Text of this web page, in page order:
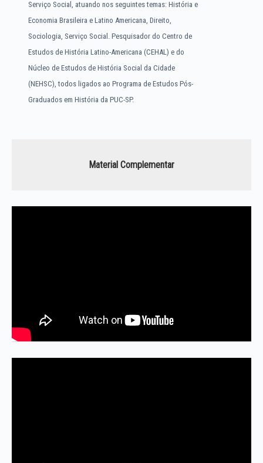
Serviço Social, atuando nos seguintes temas: História e
Economia Brasileira e Latino Americana, Direito,
Sociologia, Serviço Social. Pesquisador do Centro de
Estudos de História Latino-Americana (CEHAL) e do
Núcleo de Estudos de História Social da Cidade
(NEHSC), todos ligados ao Programa de Estudos Pós-
Graduados em História da PUC-SP.
Material Complementar